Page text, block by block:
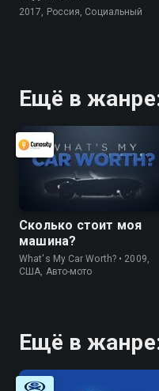
2017, Россия, Социальный
Ещё в
Сколько стоит моя
машина?
What's My Car Worth? • 2009,
США, Авто-мото
Ещё в